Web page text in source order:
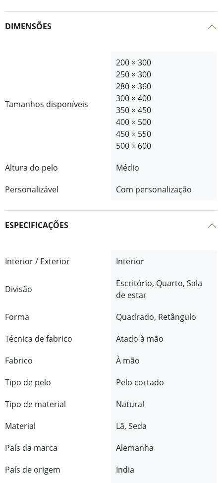
DIMENSÕES
Tamanhos disponíveis
200 × 300
250 × 300
280 × 360
300 × 400
350 × 450
400 × 500
450 × 550
500 × 600
Altura do pelo
Médio
Personalizável
Com personalização
ESPECIFICAÇÕES
Interior / Exterior Interior
Divisão
Escritório, Quarto, Sala
de estar
Forma
Quadrado, Retângulo
Técnica de fabrico
Atado à mão
Fabrico
À mão
Tipo de pelo
Pelo cortado
Tipo de material
Natural
Material
Lã, Seda
País da marca
Alemanha
País de origem
India